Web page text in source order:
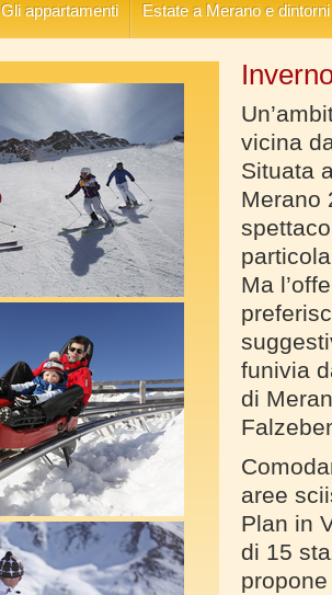
vicina
Situata
Merano
Ma
funivia
di
aree
Plan in
di 15
Gli appartamenti Estate a Merano e dintorni